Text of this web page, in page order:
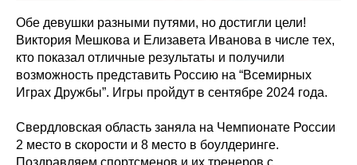
Обе девушки разными путями, но достигли цели!
Виктория Мешкова и Елизавета Иванова в числе тех,
кто показал отличные результаты и получили
возможность представить Россию на “Всемирных
Играх Дружбы”. Игры пройдут в сентябре 2024 года.
Свердловская область заняла на Чемпионате России
2 место в скорости и 8 место в боулдеринге.
Поздравляем спортсменов и их тренеров с